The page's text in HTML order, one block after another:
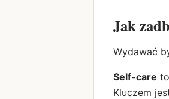
Jak
Wydawać
Self-care to
Kluczem